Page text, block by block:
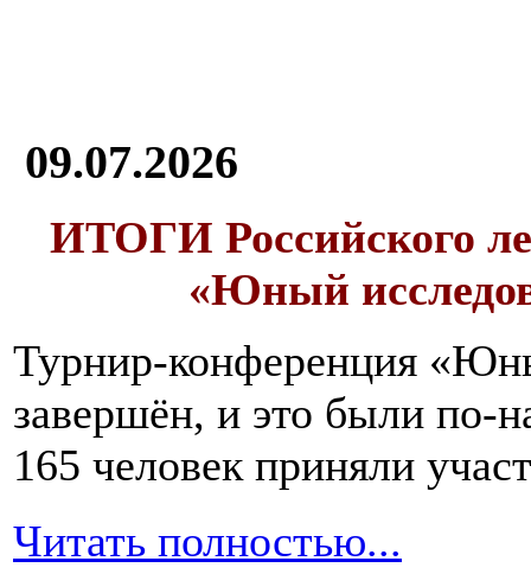
09.07.2026
ИТОГИ Российского
«Юный
Турнир-конференция
завершён, и это были по-
165 человек приняли
Читать полностью...